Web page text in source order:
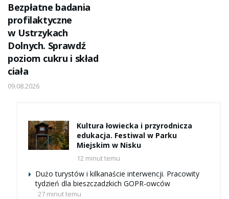
Bezpłatne badania
profilaktyczne
w Ustrzykach
Dolnych. Sprawdź
poziom cukru i skład
ciała
09.08.2026
Kultura łowiecka i przyrodnicza
edukacja. Festiwal w Parku
Miejskim w Nisku
12 minut temu
Dużo turystów i kilkanaście interwencji. Pracowity
tydzień dla bieszczadzkich GOPR-owców
27 minut temu